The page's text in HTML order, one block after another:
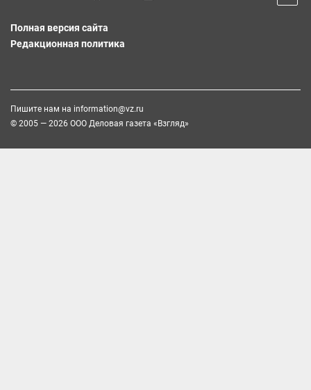
Полная версия сайта
Редакционная политика
Пишите нам на information@vz.ru
© 2005 — 2026 ООО Деловая газета «Взгляд»